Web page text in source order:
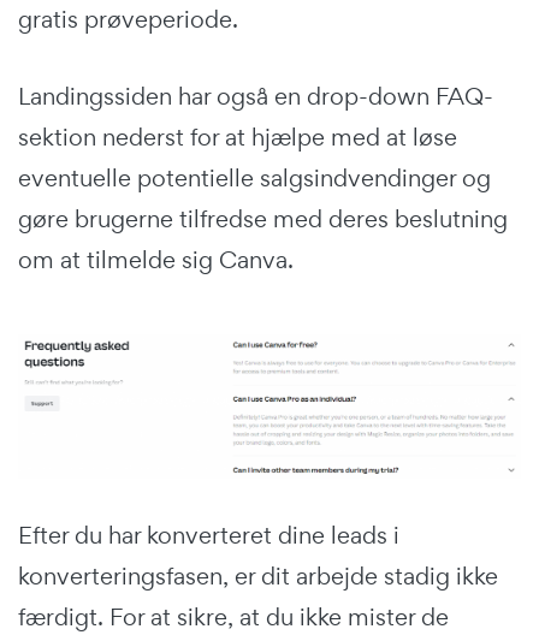
gratis prøveperiode.
Landingssiden har også en drop-down FAQ-
sektion nederst for at hjælpe med at løse
eventuelle potentielle salgsindvendinger og
gøre brugerne tilfredse med deres beslutning
om at tilmelde sig Canva.
Efter du har konverteret dine leads i
konverteringsfasen, er dit arbejde stadig ikke
færdigt. For at sikre, at du ikke mister de